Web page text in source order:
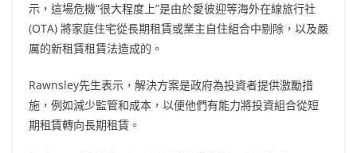
示，這場危機“很大程度上”是由於愛彼迎等海外在線旅行社
(OTA) 將家庭住宅從長期租賃或業主自住組合中剔除，以及嚴
厲的新租賃租賃法造成的。
Rawnsley先生表示，解決方案是政府為投資者提供激勵措
施，例如減少監管和成本，以便他們有能力將投資組合從短
期租賃轉向長期租賃。